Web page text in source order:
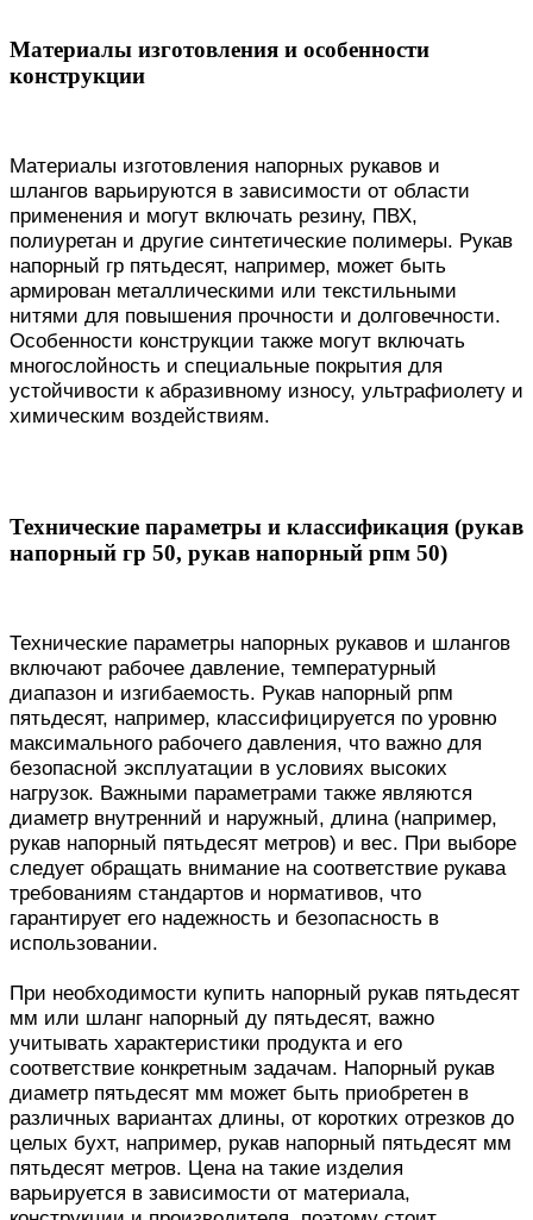
Материалы изготовления и особенности
конструкции
Материалы изготовления напорных рукавов и
шлангов варьируются в зависимости от области
применения и могут включать резину, ПВХ,
полиуретан и другие синтетические полимеры. Рукав
напорный гр пятьдесят, например, может быть
армирован металлическими или текстильными
нитями для повышения прочности и долговечности.
Особенности конструкции также могут включать
многослойность и специальные покрытия для
устойчивости к абразивному износу, ультрафиолету и
химическим воздействиям.
Технические параметры и классификация (рукав
напорный гр 50, рукав напорный рпм 50)
Технические параметры напорных рукавов и шлангов
включают рабочее давление, температурный
диапазон и изгибаемость. Рукав напорный рпм
пятьдесят, например, классифицируется по уровню
максимального рабочего давления, что важно для
безопасной эксплуатации в условиях высоких
нагрузок. Важными параметрами также являются
диаметр внутренний и наружный, длина (например,
рукав напорный пятьдесят метров) и вес. При выборе
следует обращать внимание на соответствие рукава
требованиям стандартов и нормативов, что
гарантирует его надежность и безопасность в
использовании.
При необходимости купить напорный рукав пятьдесят
мм или шланг напорный ду пятьдесят, важно
учитывать характеристики продукта и его
соответствие конкретным задачам. Напорный рукав
диаметр пятьдесят мм может быть приобретен в
различных вариантах длины, от коротких отрезков до
целых бухт, например, рукав напорный пятьдесят мм
пятьдесят метров. Цена на такие изделия
варьируется в зависимости от материала,